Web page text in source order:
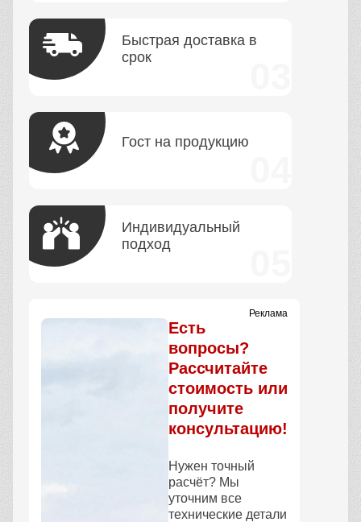
Быстрая доставка в
срок
Гост на продукцию
Индивидуальный
подход
Реклама
Есть
вопросы?
Рассчитайте
стоимость или
получите
консультацию!
Нужен точный
расчёт? Мы
уточним все
технические детали